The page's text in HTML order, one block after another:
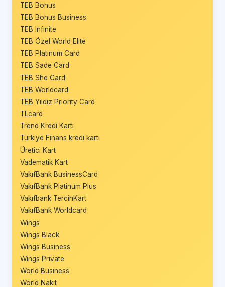
TEB Bonus
TEB Bonus Business
TEB Infinite
TEB Özel World Elite
TEB Platinum Card
TEB Sade Card
TEB She Card
TEB Worldcard
TEB Yıldız Priority Card
TLcard
Trend Kredi Kartı
Türkiye Finans kredi kartı
Üretici Kart
Vadematik Kart
VakıfBank BusinessCard
VakıfBank Platinum Plus
Vakıfbank TercihKart
VakıfBank Worldcard
Wings
Wings Black
Wings Business
Wings Private
World Business
World Nakit